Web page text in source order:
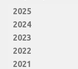
2025
2024
2023
2022
2021